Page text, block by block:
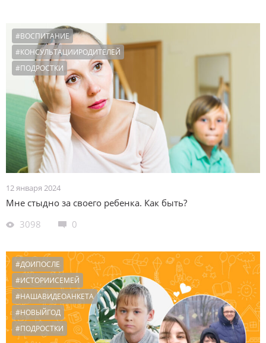
#ВОСПИТАНИЕ
#КОНСУЛЬТАЦИИРОДИТЕЛЕЙ
#ПОДРОСТКИ
12 января 2024
Мне стыдно за своего ребенка. Как быть?
3098
0
#ДОИПОСЛЕ
#ИСТОРИИСЕМЕЙ
#НАШАВИДЕОАНКЕТА
#НОВЫЙГОД
#ПОДРОСТКИ